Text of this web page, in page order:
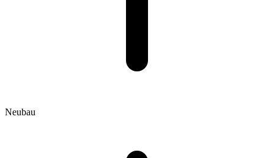
Neubau